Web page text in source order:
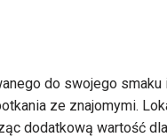
do swojego
ze znajomymi.
dodatkową wartość